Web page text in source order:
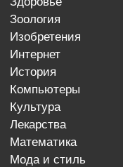
зоология
изобретения
интернет
история
компьютеры
культура
лекарства
математика
мода и стиль